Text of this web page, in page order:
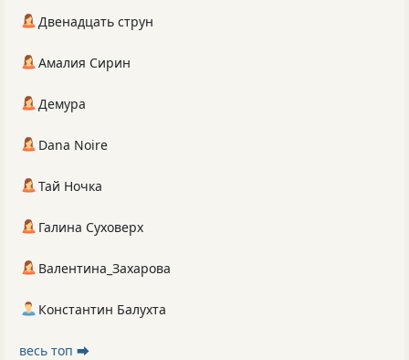
Двенадцать струн
Амалия Сирин
Демура
Dana Noire
Тай Ночка
Галина Суховерх
Валентина_Захарова
Константин Балухта
весь топ ⮕